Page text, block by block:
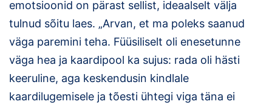
emotsioonid on pärast sellist, ideaalselt välja
tulnud sõitu laes. „Arvan, et ma poleks saanud
väga paremini teha. Füüsiliselt oli enesetunne
väga hea ja kaardipool ka sujus: rada oli hästi
keeruline, aga keskendusin kindlale
kaardilugemisele ja tõesti ühtegi viga täna ei